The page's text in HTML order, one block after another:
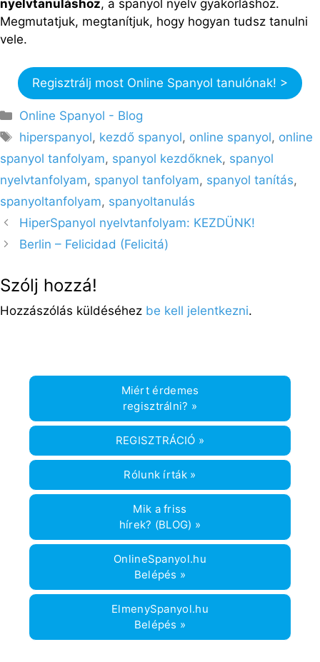
nyelvtanuláshoz, a spanyol nyelv gyakorláshoz.
Megmutatjuk, megtanítjuk, hogy hogyan tudsz tanulni
vele.
Regisztrálj most Online Spanyol tanulónak! >
Kategória
Online Spanyol - Blog
Címkék
hiperspanyol, kezdő spanyol, online spanyol, online
spanyol tanfolyam, spanyol kezdőknek, spanyol
nyelvtanfolyam, spanyol tanfolyam, spanyol tanítás,
spanyoltanfolyam, spanyoltanulás
HiperSpanyol nyelvtanfolyam: KEZDÜNK!
Berlin – Felicidad (Felicitá)
Szólj hozzá!
Hozzászólás küldéséhez be kell jelentkezni.
Miért érdemes
regisztrálni? »
REGISZTRÁCIÓ »
Rólunk írták »
Mik a friss
hírek? (BLOG) »
OnlineSpanyol.hu
Belépés »
ElmenySpanyol.hu
Belépés »